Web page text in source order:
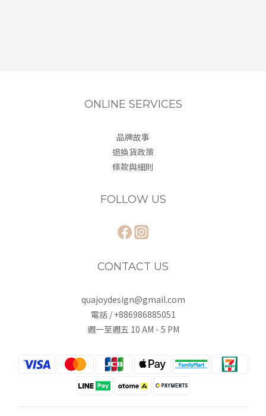
ONLINE SERVICES
品牌故事
退換貨政策
條款與細則
FOLLOW US
CONTACT US
quajoydesign@gmail.com
電話 / +886986885051
週一至週五 10 AM - 5 PM